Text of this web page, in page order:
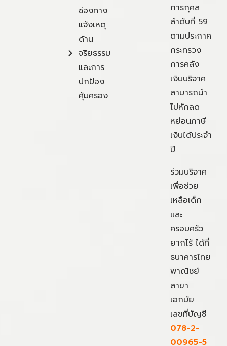
ช่องทาง
แจ้งเหตุ
ด้าน
จริยธรรม
และการ
ปกป้อง
คุ้มครอง
การกุศล
ลำดับที่ 59
ตามประกาศ
กระทรวง
การคลัง
เงินบริจาค
สามารถนำ
ไปหักลด
หย่อนภาษี
เงินได้ประจำ
ปี
ร่วมบริจาค
เพื่อช่วย
เหลือเด็ก
และ
ครอบครัว
ยากไร้ ได้ที่
ธนาคารไทย
พาณิชย์
สาขา
เอกมัย
เลขที่บัญชี
078-2-
00965-5